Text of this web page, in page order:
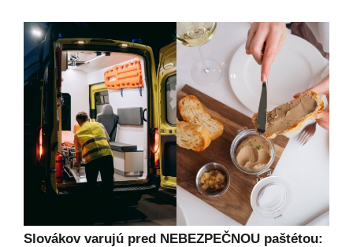
Slovákov varujú pred NEBEZPEČNOU paštétou: